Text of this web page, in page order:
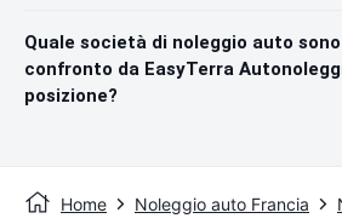
Quale società di noleggio auto
confronto da EasyTerra
posizione?
Home Noleggio auto Francia